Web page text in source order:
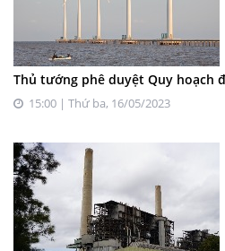
Thủ tướng phê duyệt Quy hoạch
15:00 | Thứ ba, 16/05/2023